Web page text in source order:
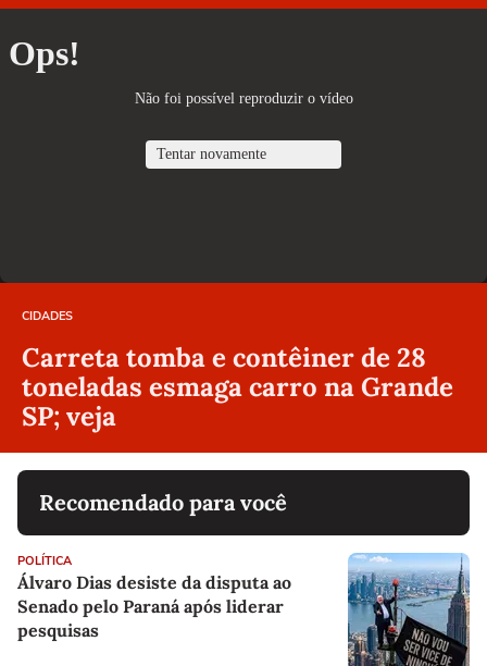
CIDADES
Carreta tomba e contêiner de 28
toneladas esmaga carro na Grande
SP; veja
Recomendado para você
POLÍTICA
Álvaro Dias desiste da disputa ao
Senado pelo Paraná após liderar
pesquisas